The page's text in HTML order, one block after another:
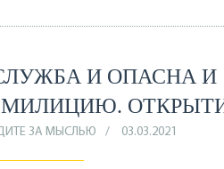
И ОПАСНА И
МИЛИЦИЮ.
ЗА МЫСЛЬЮ 03.03.2021